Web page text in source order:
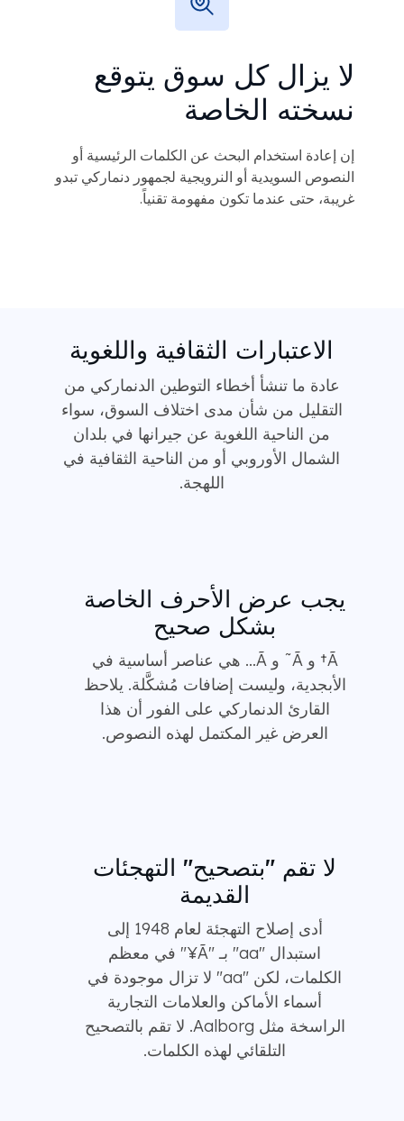
لا يزال كل سوق يتوقع
نسخته الخاصة
إن إعادة استخدام البحث عن الكلمات الرئيسية أو
النصوص السويدية أو النرويجية لجمهور دنماركي تبدو
غريبة، حتى عندما تكون مفهومة تقنياً.
الاعتبارات الثقافية واللغوية
عادة ما تنشأ أخطاء التوطين الدنماركي من
التقليل من شأن مدى اختلاف السوق، سواء
من الناحية اللغوية عن جيرانها في بلدان
الشمال الأوروبي أو من الناحية الثقافية في
اللهجة.
يجب عرض الأحرف الخاصة
بشكل صحيح
Ã† و Ã˜ و Ã… هي عناصر أساسية في
الأبجدية، وليست إضافات مُشكَّلة. يلاحظ
القارئ الدنماركي على الفور أن هذا
العرض غير المكتمل لهذه النصوص.
لا تقم "بتصحيح" التهجئات
القديمة
أدى إصلاح التهجئة لعام 1948 إلى
استبدال "aa" بـ "Ã¥" في معظم
الكلمات، لكن "aa" لا تزال موجودة في
أسماء الأماكن والعلامات التجارية
الراسخة مثل Aalborg. لا تقم بالتصحيح
التلقائي لهذه الكلمات.